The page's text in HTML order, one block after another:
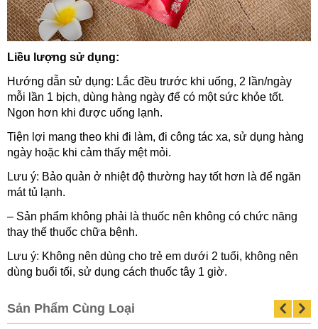
Liều lượng sử dụng:
Hướng dẫn sử dụng: Lắc đều trước khi uống, 2 lần/ngày
mỗi lần 1 bịch, dùng hàng ngày để có một sức khỏe tốt.
Ngon hơn khi được uống lạnh.
Tiện lợi mang theo khi đi làm, đi công tác xa, sử dụng hàng
ngày hoặc khi cảm thấy mệt mỏi.
Lưu ý: Bảo quản ở nhiệt độ thường hay tốt hơn là để ngăn
mát tủ lạnh.
– Sản phẩm không phải là thuốc nên không có chức năng
thay thế thuốc chữa bệnh.
Lưu ý: Không nên dùng cho trẻ em dưới 2 tuổi, không nên
dùng buổi tối, sử dụng cách thuốc tây 1 giờ.
Sản Phẩm Cùng Loại